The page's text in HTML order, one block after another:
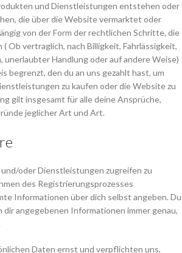
und Dienstleistungen entstehen oder
die über die Website vermarktet oder
von der Form der rechtlichen Schritte, die
Ob vertraglich, nach Billigkeit, Fahrlässigkeit,
unerlaubter Handlung oder auf andere Weise)
begrenzt, den du an uns gezahlt hast, um
zu kaufen oder die Website zu
gilt insgesamt für alle deine Ansprüche,
jeglicher Art und Art.
oder Dienstleistungen zugreifen zu
des Registrierungsprozesses
Informationen über dich selbst angeben. Du
dir angegebenen Informationen immer genau,
Daten ernst und verpflichten uns,